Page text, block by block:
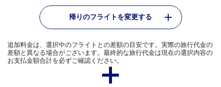
帰りのフライトを変更する
追加料金は、選択中のフライトとの差額の目安です。実際の旅行代金の
差額と異なる場合がございます。最終的な旅行代金は現在の選択内容の
お支払金額合計を必ずご確認ください。